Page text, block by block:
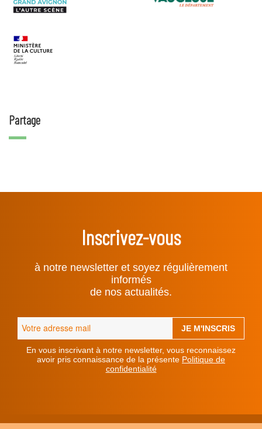
Partage
Inscrivez-vous
à notre newsletter et soyez régulièrement
informés
de nos actualités.
En vous inscrivant à notre newsletter, vous reconnaissez
avoir pris connaissance de la présente Politique de
confidentialité